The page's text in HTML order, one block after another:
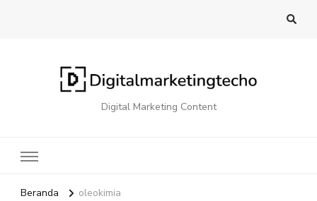
Digital Marketing Content
Beranda oleokimia